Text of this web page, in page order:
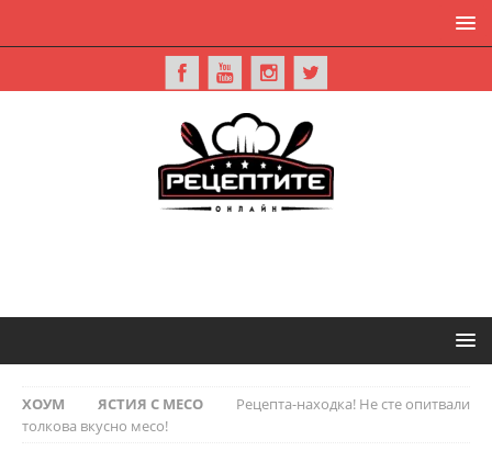
ХОУМ ЯСТИЯ С МЕСО
Рецепта-находка! Не сте опитвали
толкова вкусно месо!